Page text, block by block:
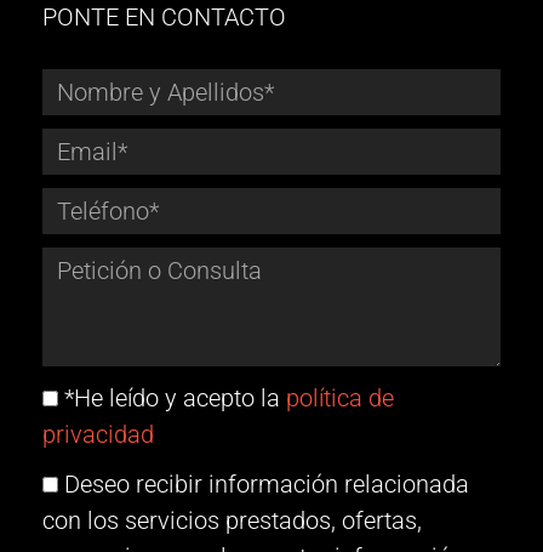
PONTE EN CONTACTO
*He leído y acepto la política de
privacidad
Deseo recibir información relacionada
con los servicios prestados, ofertas,